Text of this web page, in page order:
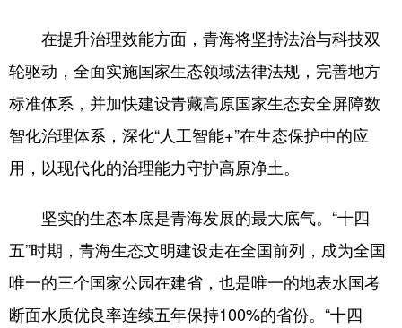
在提升治理效能方面，青海将坚持法治与科技双
轮驱动，全面实施国家生态领域法律法规，完善地方
标准体系，并加快建设青藏高原国家生态安全屏障数
智化治理体系，深化“人工智能+”在生态保护中的应
用，以现代化的治理能力守护高原净土。
坚实的生态本底是青海发展的最大底气。“十四
五”时期，青海生态文明建设走在全国前列，成为全国
唯一的三个国家公园在建省，也是唯一的地表水国考
断面水质优良率连续五年保持100%的省份。“十四